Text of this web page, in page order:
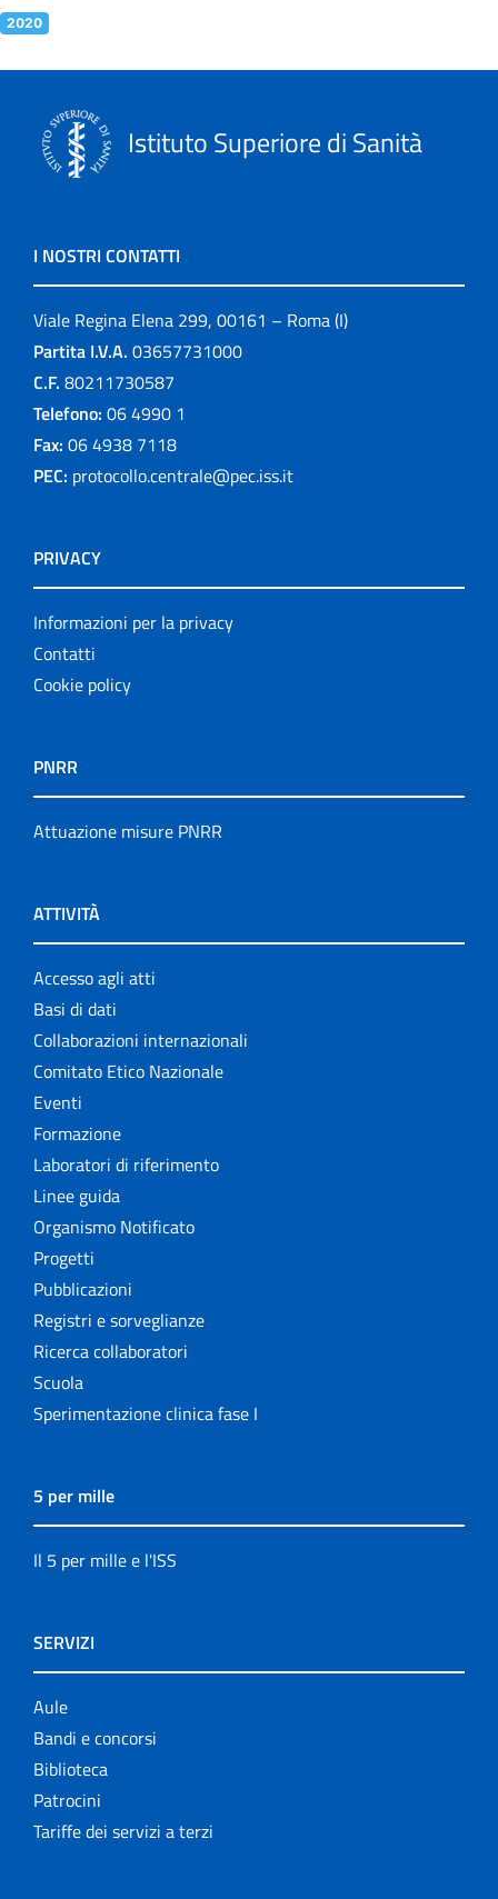
2020
Istituto Superiore di Sanità
I NOSTRI CONTATTI
Viale Regina Elena 299, 00161 – Roma (I)
Partita I.V.A. 03657731000
C.F. 80211730587
Telefono: 06 4990 1
Fax: 06 4938 7118
PEC: protocollo.centrale@pec.iss.it
PRIVACY
Informazioni per la privacy
Contatti
Cookie policy
PNRR
Attuazione misure PNRR
ATTIVITÀ
Accesso agli atti
Basi di dati
Collaborazioni internazionali
Comitato Etico Nazionale
Eventi
Formazione
Laboratori di riferimento
Linee guida
Organismo Notificato
Progetti
Pubblicazioni
Registri e sorveglianze
Ricerca collaboratori
Scuola
Sperimentazione clinica fase I
5 per mille
Il 5 per mille e l'ISS
SERVIZI
Aule
Bandi e concorsi
Biblioteca
Patrocini
Tariffe dei servizi a terzi